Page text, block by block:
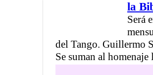
la
Será
del Tango. Guillermo
Se suman al homenaje